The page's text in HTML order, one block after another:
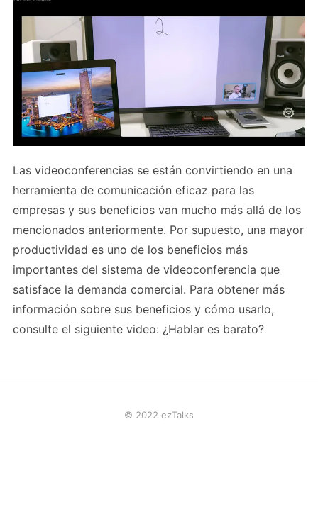
Las videoconferencias se están convirtiendo en una
herramienta de comunicación eficaz para las
empresas y sus beneficios van mucho más allá de los
mencionados anteriormente. Por supuesto, una mayor
productividad es uno de los beneficios más
importantes del sistema de videoconferencia que
satisface la demanda comercial. Para obtener más
información sobre sus beneficios y cómo usarlo,
consulte el siguiente video: ¿Hablar es barato?
© 2022 ezTalks